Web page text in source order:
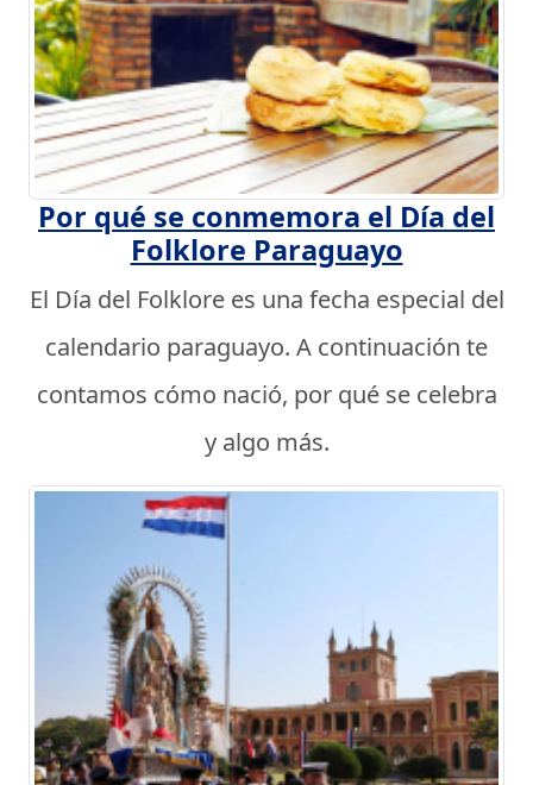
Por qué se conmemora el Día del
Folklore Paraguayo
El Día del Folklore es una fecha especial del
calendario paraguayo. A continuación te
contamos cómo nació, por qué se celebra
y algo más.